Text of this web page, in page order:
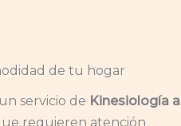
de tu hogar
servicio de Kinesiología a
requieren atención